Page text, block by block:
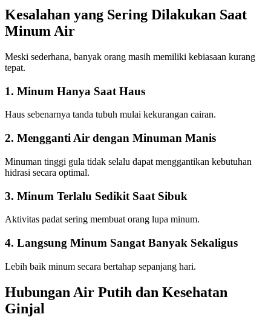
Kesalahan yang Sering Dilakukan Saat
Minum Air
Meski sederhana, banyak orang masih memiliki kebiasaan kurang
tepat.
1. Minum Hanya Saat Haus
Haus sebenarnya tanda tubuh mulai kekurangan cairan.
2. Mengganti Air dengan Minuman Manis
Minuman tinggi gula tidak selalu dapat menggantikan kebutuhan
hidrasi secara optimal.
3. Minum Terlalu Sedikit Saat Sibuk
Aktivitas padat sering membuat orang lupa minum.
4. Langsung Minum Sangat Banyak Sekaligus
Lebih baik minum secara bertahap sepanjang hari.
Hubungan Air Putih dan Kesehatan
Ginjal